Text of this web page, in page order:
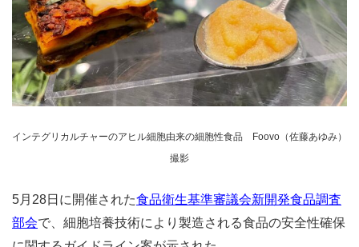
インテグリカルチャーのアヒル細胞由来の細胞性食品 Foovo（佐藤あゆみ）
撮影
5月28日に開催された食品衛生基準審議会新開発食品調査
部会で、細胞培養技術により製造される食品の安全性確保